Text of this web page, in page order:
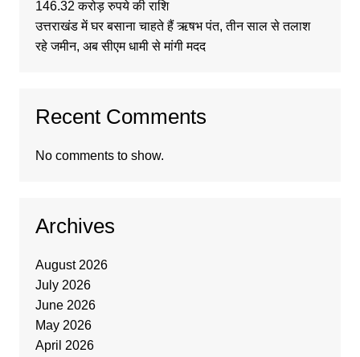
146.32 करोड़ रुपये की राशि
उत्तराखंड में घर बसाना चाहते हैं ऋषभ पंत, तीन साल से तलाश
रहे जमीन, अब सीएम धामी से मांगी मदद
Recent Comments
No comments to show.
Archives
August 2026
July 2026
June 2026
May 2026
April 2026